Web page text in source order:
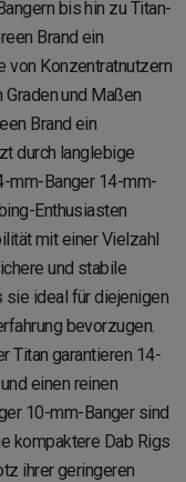
bis hin zu Titan-
Brand ein
von Konzentratnutzern
und Maßen
Brand ein
durch langlebige
mm-Banger 14-mm-
Enthusiasten
mit einer Vielzahl
und stabile
ideal für diejenigen
bevorzugen.
Titan garantieren 14-
einen reinen
10-mm-Banger sind
kompaktere Dab Rigs
ihrer geringeren